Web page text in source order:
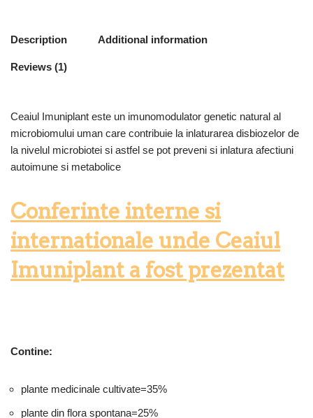
Description Additional information
Reviews (1)
Ceaiul Imuniplant este un imunomodulator genetic natural al
microbiomului uman care contribuie la inlaturarea disbiozelor de
la nivelul microbiotei si astfel se pot preveni si inlatura afectiuni
autoimune si metabolice
Conferinte interne si
internationale unde Ceaiul
Imuniplant a fost prezentat
Contine:
plante medicinale cultivate=35%
plante din flora spontana=25%